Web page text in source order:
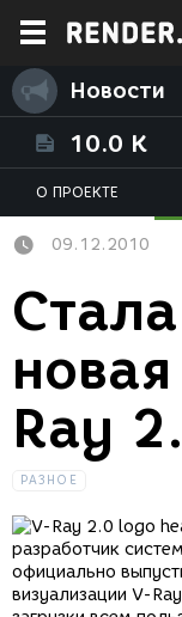
Новости
10.0 K
О ПРОЕКТЕ
09.12.2010
Ray
РАЗНОЕ
разработчик
официально
визуализации V-